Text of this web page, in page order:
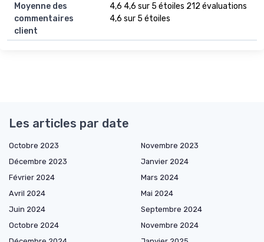
Moyenne des
commentaires
client
4,6 4,6 sur 5 étoiles 212 évaluations
4,6 sur 5 étoiles
Les articles par date
Octobre 2023
Novembre 2023
Décembre 2023
Janvier 2024
Février 2024
Mars 2024
Avril 2024
Mai 2024
Juin 2024
Septembre 2024
Octobre 2024
Novembre 2024